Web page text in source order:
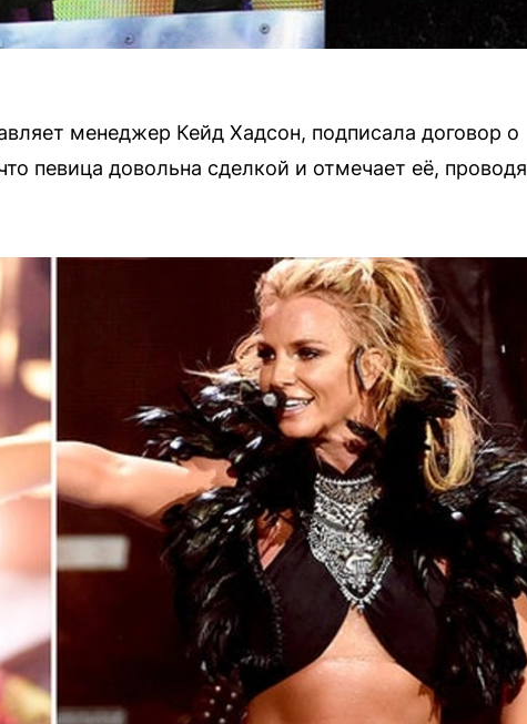
менеджер Кейд Хадсон, подписала договор о
певица довольна сделкой и отмечает её, проводя